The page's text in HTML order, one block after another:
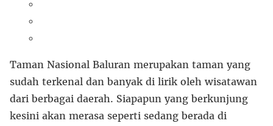
Taman Nasional Baluran merupakan taman yang
sudah terkenal dan banyak di lirik oleh wisatawan
dari berbagai daerah. Siapapun yang berkunjung
kesini akan merasa seperti sedang berada di